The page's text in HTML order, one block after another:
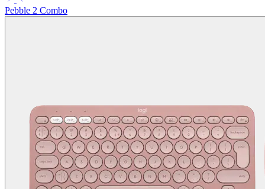
Pebble 2 Combo